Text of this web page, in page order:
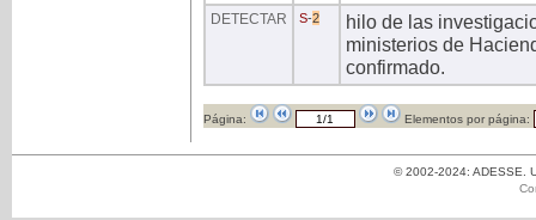
DETECTAR S-2
hilo de las
ministerios de
confirmado.
Página: Elementos por página:
© 2002-2024: ADESSE.